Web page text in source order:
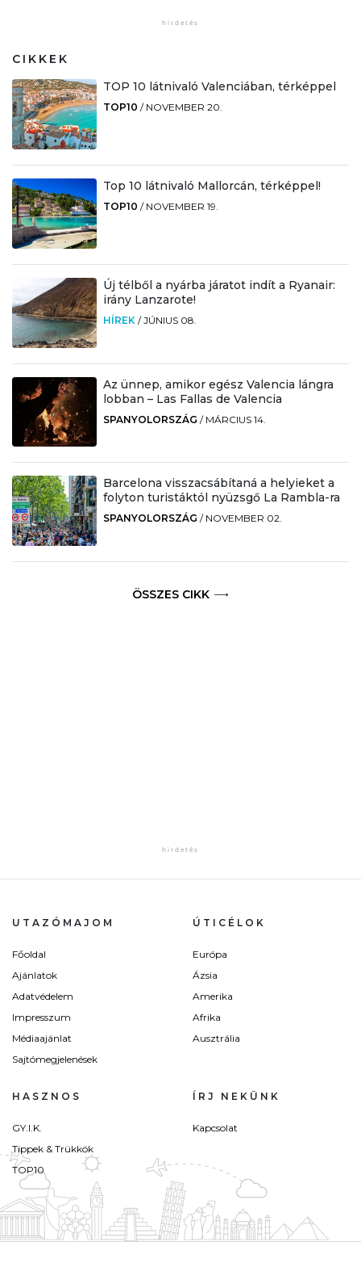
CIKKEK
TOP 10 látnivaló Valenciában, térképpel
TOP10 / NOVEMBER 20.
Top 10 látnivaló Mallorcán, térképpel!
TOP10 / NOVEMBER 19.
Új télből a nyárba járatot indít a Ryanair:
irány Lanzarote!
HÍREK /JÚNIUS 08.
Az ünnep, amikor egész Valencia lángra
lobban – Las Fallas de Valencia
SPANYOLORSZÁG / MÁRCIUS 14.
Barcelona visszacsábítaná a helyieket a
folyton turistáktól nyüzsgő La Rambla-ra
SPANYOLORSZÁG / NOVEMBER 02.
ÖSSZES CIKK
UTAZÓMAJOM
Főoldal
Ajánlatok
Adatvédelem
Impresszum
Médiaajánlat
Sajtómegjelenések
ÚTICÉLOK
Európa
Ázsia
Amerika
Afrika
Ausztrália
HASZNOS
GY.I.K.
Tippek & Trükkök
TOP10
ÍRJ NEKÜNK
Kapcsolat